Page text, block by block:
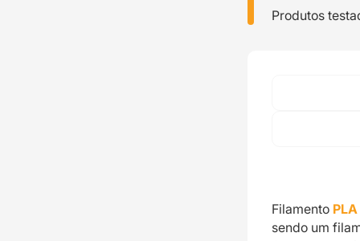
Produtos
Filamento
sendo um